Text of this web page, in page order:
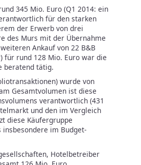
345 Mio. Euro (Q1 2014: ein
für den starken
der Erwerb von drei
des Murs mit der Übernahme
Ankauf von 22 B&B
für rund 128 Mio. Euro war die
beratend tätig.
wurde von
Gesamtvolumen ist diese
verantwortlich (431
und den im Vergleich
diese Käufergruppe
im Budget-
Hotelbetreiber